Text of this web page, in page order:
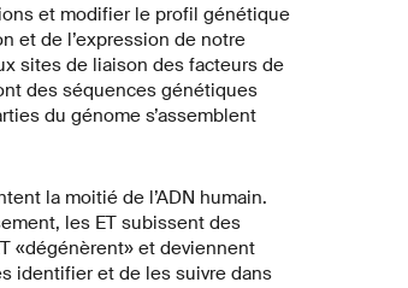
et modifier le profil génétique
et de l’expression de notre
sites de liaison des facteurs de
des séquences génétiques
du génome s’assemblent
la moitié de l’ADN humain.
les ET subissent des
«dégénèrent» et deviennent
identifier et de les suivre dans